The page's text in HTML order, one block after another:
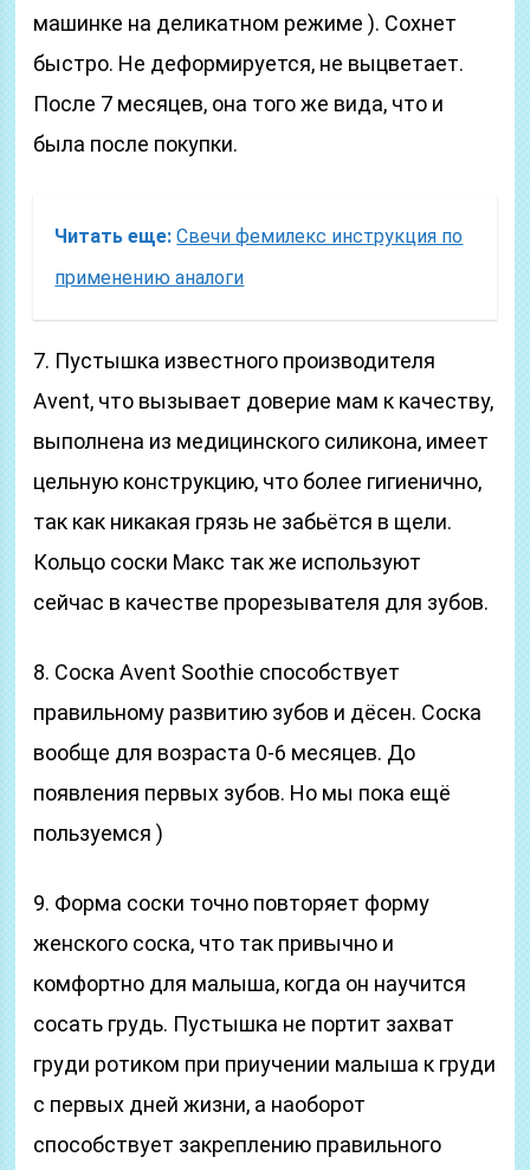
машинке на деликатном режиме ). Сохнет
быстро. Не деформируется, не выцветает.
После 7 месяцев, она того же вида, что и
была после покупки.
Читать еще: Свечи фемилекс инструкция по
применению аналоги
7. Пустышка известного производителя
Avent, что вызывает доверие мам к качеству,
выполнена из медицинского силикона, имеет
цельную конструкцию, что более гигиенично,
так как никакая грязь не забьётся в щели.
Кольцо соски Макс так же используют
сейчас в качестве прорезывателя для зубов.
8. Соска Avent Soothie способствует
правильному развитию зубов и дёсен. Соска
вообще для возраста 0-6 месяцев. До
появления первых зубов. Но мы пока ещё
пользуемся )
9. Форма соски точно повторяет форму
женского соска, что так привычно и
комфортно для малыша, когда он научится
сосать грудь. Пустышка не портит захват
груди ротиком при приучении малыша к груди
с первых дней жизни, а наоборот
способствует закреплению правильного